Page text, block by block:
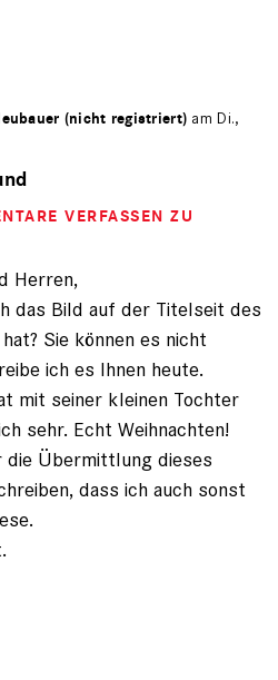
(nicht registriert) am Di.,
VERFASSEN ZU
Herren,
das Bild auf der Titelseit des
Sie können es nicht
ich es Ihnen heute.
mit seiner kleinen Tochter
sehr. Echt Weihnachten!
die Übermittlung dieses
dass ich auch sonst